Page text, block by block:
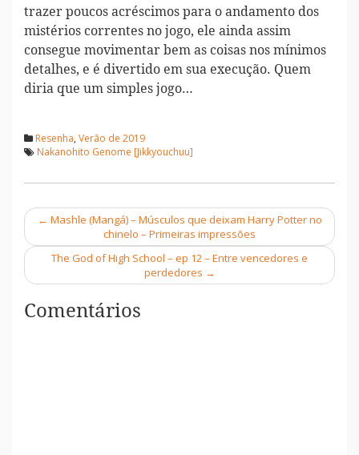
trazer poucos acréscimos para o andamento dos
mistérios correntes no jogo, ele ainda assim
consegue movimentar bem as coisas nos mínimos
detalhes, e é divertido em sua execução. Quem
diria que um simples jogo…
Resenha, Verão de 2019
Nakanohito Genome [Jikkyouchuu]
Navegação
← Mashle (Mangá) – Músculos que deixam Harry Potter no
chinelo – Primeiras impressões
The God of High School – ep 12 – Entre vencedores e
perdedores →
Comentários